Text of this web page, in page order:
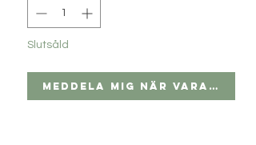
Slutsåld
Meddela mig när varan